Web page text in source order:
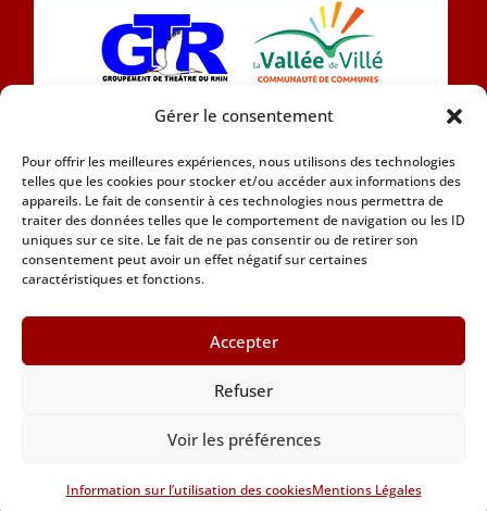
Gérer le consentement
Pour offrir les meilleures expériences, nous utilisons des technologies
telles que les cookies pour stocker et/ou accéder aux informations des
appareils. Le fait de consentir à ces technologies nous permettra de
traiter des données telles que le comportement de navigation ou les ID
uniques sur ce site. Le fait de ne pas consentir ou de retirer son
consentement peut avoir un effet négatif sur certaines
caractéristiques et fonctions.
Accepter
Refuser
Voir les préférences
Information sur l’utilisation des cookiesMentions Légales
aujourd’hui d’une chorale et d’une section théâtre
en Alsacien.
Car nous attachons de l’importance à notre
patrimoine culturel nous adhérons à la Marque
Alsace Marque Alsace
Tous droits réservés